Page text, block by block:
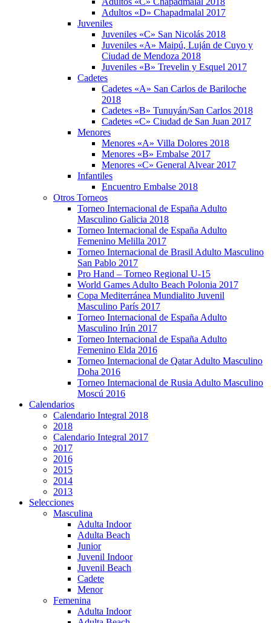
Adultos «D» Chapadmalal 2017
Juveniles
Juveniles «C» San Nicolás 2018
Juveniles «A» Maipú, Luján de Cuyo y
Ciudad de Mendoza 2018
Juveniles «B» Trevelin y Esquel 2017
Cadetes
Cadetes «A» San Carlos de Bariloche
2018
Cadetes «B» Tunuyán/San Carlos 2018
Cadetes «C» Ciudad de San Juan 2017
Menores
Menores «A» Villa Dolores 2018
Menores «B» Embalse 2017
Menores «C» General Alvear 2017
Infantiles
Encuentro Embalse 2018
Otros Torneos
Torneo Internacional de España Adulto
Masculino Galicia 2018
Torneo Internacional de España Adulto
Femenino Melilla 2017
Torneo Internacional de Brasil Adulto Masculino
San Pablo 2017
Pro Hand – Torneo Regional U-15
World Games Adulto Beach Polonia 2017
Copa Mediterránea Mundialito Juvenil
Masculino París 2017
Torneo Internacional de España Adulto
Masculino Irún 2017
Torneo Internacional de España Adulto
Femenino Elda 2016
Torneo Internacional de Qatar Adulto Masculino
Doha 2016
Torneo Internacional de Rusia Adulto Masculino
Moscú 2016
Calendarios
Calendario Integral 2018
2018
Calendario Integral 2017
2017
2016
2015
2014
2013
Selecciones
Masculina
Adulta Indoor
Adulta Beach
Junior
Juvenil Indoor
Juvenil Beach
Cadete
Menor
Femenina
Adulta Indoor